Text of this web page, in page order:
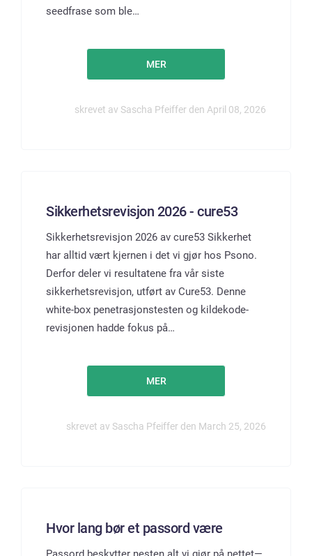
seedfrase som ble…
MER
skrevet av Sascha Pfeiffer den April 08, 2026
Sikkerhetsrevisjon 2026 - cure53
Sikkerhetsrevisjon 2026 av cure53 Sikkerhet
har alltid vært kjernen i det vi gjør hos Psono.
Derfor deler vi resultatene fra vår siste
sikkerhetsrevisjon, utført av Cure53. Denne
white-box penetrasjonstesten og kildekode-
revisjonen hadde fokus på…
MER
skrevet av Sascha Pfeiffer den March 25, 2026
Hvor lang bør et passord være